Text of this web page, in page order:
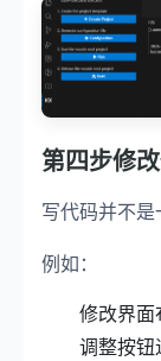
第四步修
写代码并不是
例如：
修改界面
调整按钮